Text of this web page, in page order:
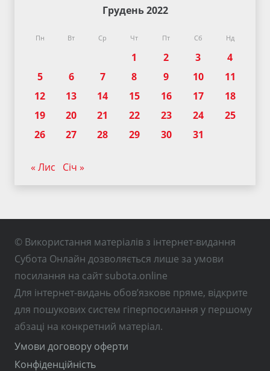
Грудень 2022
Пн Вт Ср Чт Пт Сб Нд
1 2 3
4
5
6 7 8 9 10
11
12
13 14 15 16 17
18
19
20 21 22 23 24
25
26
27 28 29 30 31
« Лис Січ »
© Використання матеріалів з інтернет-видання
Субота Онлайн дозволяється лише за умови
посилання на сайт subota.online
Для інтернет-видань обов’язкове пряме, відкрите
для пошукових систем гіперпосилання у першому
абзаці на конкретний матеріал.
Умови договору оферти
Конфіденційність